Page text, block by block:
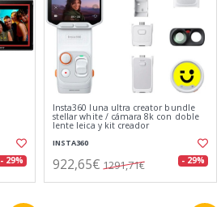
- 29%
Insta360 luna ultra creator bundle
stellar white / cámara 8k con doble
lente leica y kit creador
INSTA360
922,65€ 1291,71€ - 29%